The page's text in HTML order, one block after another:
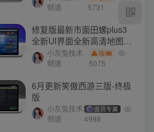
频道
5731
修复版最新市面田螺plus3
全新UI界面全新高清地图18
门派 修复了后门ggeserver
打不开
小灰兔技术
频道
98
5075
6月更新笑傲西游三版-终极
版
小灰兔技术
频道
会员专属
4998